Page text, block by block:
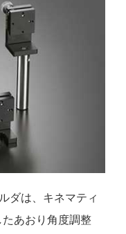
ダは、キネマティ
あおり角度調整